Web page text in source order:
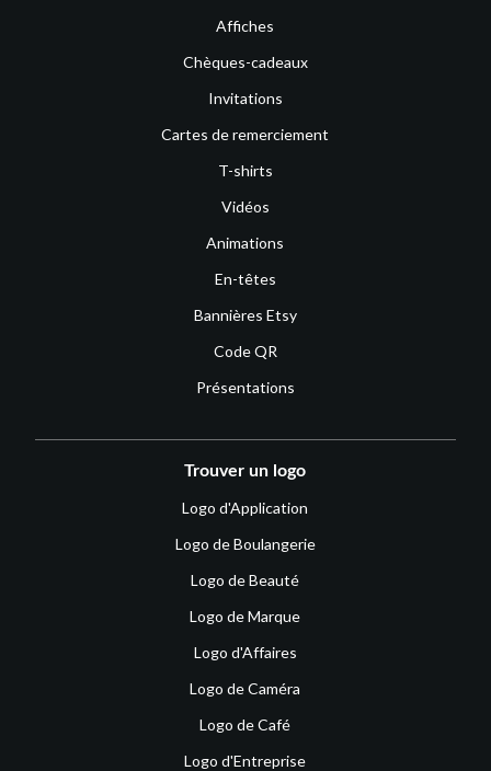
Affiches
Chèques-cadeaux
Invitations
Cartes de remerciement
T-shirts
Vidéos
Animations
En-têtes
Bannières Etsy
Code QR
Présentations
Trouver un logo
Logo d'Application
Logo de Boulangerie
Logo de Beauté
Logo de Marque
Logo d'Affaires
Logo de Caméra
Logo de Café
Logo d'Entreprise